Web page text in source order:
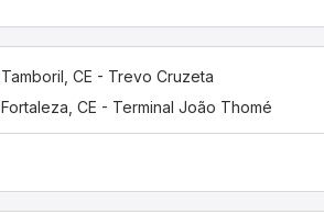
Tamboril, CE - Trevo Cruzeta
Fortaleza, CE - Terminal João Thomé